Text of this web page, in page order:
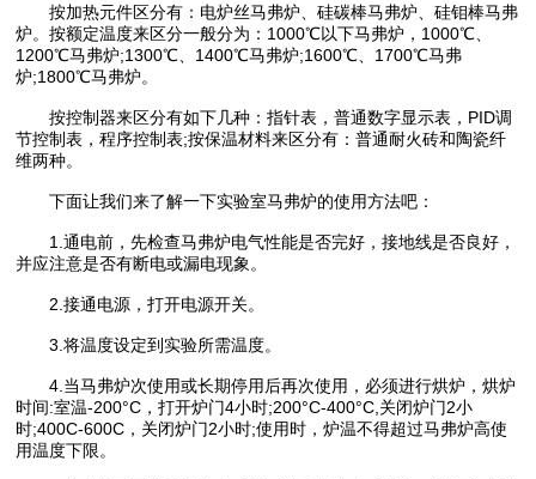
按加热元件区分有：电炉丝马弗炉、硅碳棒马弗炉、硅钼棒马弗
炉。按额定温度来区分一般分为：1000℃以下马弗炉，1000℃、
1200℃马弗炉;1300℃、1400℃马弗炉;1600℃、1700℃马弗
炉;1800℃马弗炉。
按控制器来区分有如下几种：指针表，普通数字显示表，PID调
节控制表，程序控制表;按保温材料来区分有：普通耐火砖和陶瓷纤
维两种。
下面让我们来了解一下实验室马弗炉的使用方法吧：
1.通电前，先检查马弗炉电气性能是否完好，接地线是否良好，
并应注意是否有断电或漏电现象。
2.接通电源，打开电源开关。
3.将温度设定到实验所需温度。
4.当马弗炉次使用或长期停用后再次使用，必须进行烘炉，烘炉
时间:室温-200°C，打开炉门4小时;200°C-400°C,关闭炉门2小
时;400C-600C，关闭炉门2小时;使用时，炉温不得超过马弗炉高使
用温度下限。